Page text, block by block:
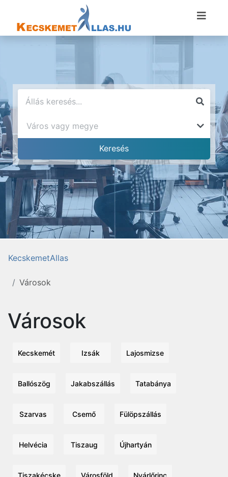
KecskemetAllas
Városok
Városok
Kecskemét Izsák Lajosmizse
Ballószög Jakabszállás Tatabánya
Szarvas Csemő Fülöpszállás
Helvécia Tiszaug Újhartyán
Tiszakécske Városföld Nyárlőrinc